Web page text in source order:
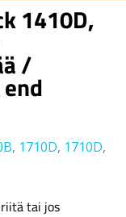
1410D,
/
, 1710D, 1710D,
tai jos